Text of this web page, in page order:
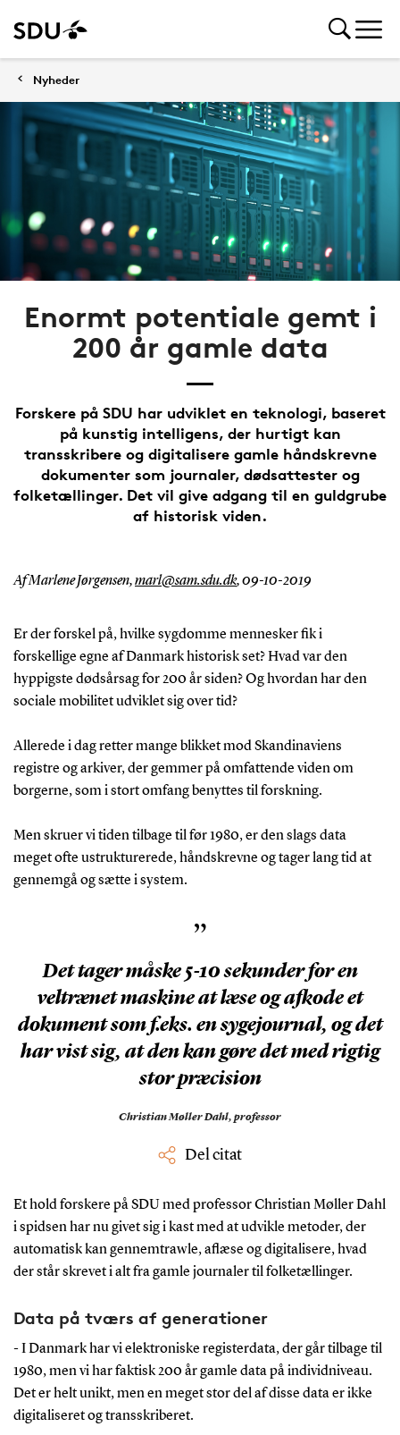
Nyheder
Enormt potentiale gemt i
200 år gamle data
Forskere på SDU har udviklet en teknologi, baseret
på kunstig intelligens, der hurtigt kan
transskribere og digitalisere gamle håndskrevne
dokumenter som journaler, dødsattester og
folketællinger. Det vil give adgang til en guldgrube
af historisk viden.
Af Marlene Jørgensen,marl@sam.sdu.dk,09-10-2019
Er der forskel på, hvilke sygdomme mennesker fik i
forskellige egne af Danmark historisk set? Hvad var den
hyppigste dødsårsag for 200 år siden? Og hvordan har den
sociale mobilitet udviklet sig over tid?
Allerede i dag retter mange blikket mod Skandinaviens
registre og arkiver, der gemmer på omfattende viden om
borgerne, som i stort omfang benyttes til forskning.
Men skruer vi tiden tilbage til før 1980, er den slags data
meget ofte ustrukturerede, håndskrevne og tager lang tid at
gennemgå og sætte i system.
”
Det tager måske 5-10 sekunder for en
veltrænet maskine at læse og afkode et
dokument som f.eks. en sygejournal, og det
har vist sig, at den kan gøre det med rigtig
stor præcision
Christian Møller Dahl, professor
Del citat
Et hold forskere på SDU med professor Christian Møller Dahl
i spidsen har nu givet sig i kast med at udvikle metoder, der
automatisk kan gennemtrawle, aflæse og digitalisere, hvad
der står skrevet i alt fra gamle journaler til folketællinger.
Data på tværs af generationer
- I Danmark har vi elektroniske registerdata, der går tilbage til
1980, men vi har faktisk 200 år gamle data på individniveau.
Det er helt unikt, men en meget stor del af disse data er ikke
digitaliseret og transskriberet.